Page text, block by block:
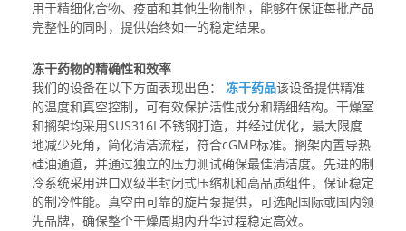
用于精细化合物、疫苗和其他生物制剂，能够在保证每批产品
完整性的同时，提供始终如一的稳定结果。
冻干药物的精确性和效率
我们的设备在以下方面表现出色： 冻干药品该设备提供精准
的温度和真空控制，可有效保护活性成分和精细结构。干燥室
和搁架均采用SUS316L不锈钢打造，并经过优化，最大限度
地减少死角，简化清洁流程，符合cGMP标准。搁架内置导热
硅油通道，并通过独立的压力测试确保最佳清洁度。先进的制
冷系统采用进口双级半封闭式压缩机和高品质组件，保证稳定
的制冷性能。真空由可靠的旋片泵提供，可选配国际或国内领
先品牌，确保整个干燥周期内升华过程稳定高效。